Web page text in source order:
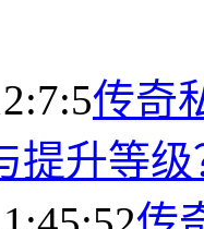
传奇
提升等级